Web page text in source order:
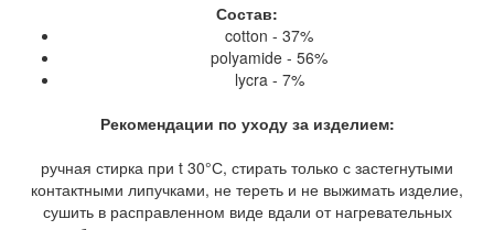
Состав:
cotton - 37%
polyamide - 56%
lycra - 7%
Рекомендации по уходу за изделием:
ручная стирка при t 30°С, стирать только с застегнутыми
контактными липучками, не тереть и не выжимать изделие,
сушить в расправленном виде вдали от нагревательных